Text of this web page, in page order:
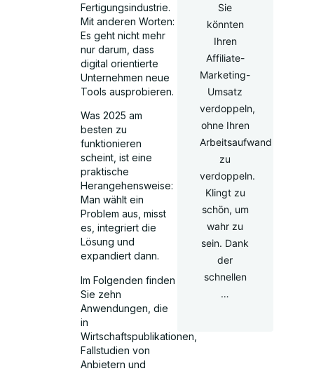
Fertigungsindustrie.
Mit anderen Worten:
Es geht nicht mehr
nur darum, dass
digital orientierte
Unternehmen neue
Tools ausprobieren.
Was 2025 am
besten zu
funktionieren
scheint, ist eine
praktische
Herangehensweise:
Man wählt ein
Problem aus, misst
es, integriert die
Lösung und
expandiert dann.
Im Folgenden finden
Sie zehn
Anwendungen, die
in
Wirtschaftspublikationen,
Fallstudien von
Anbietern und
Sie
könnten
Ihren
Affiliate-
Marketing-
Umsatz
verdoppeln,
ohne Ihren
Arbeitsaufwand
zu
verdoppeln.
Klingt zu
schön, um
wahr zu
sein. Dank
der
schnellen
…